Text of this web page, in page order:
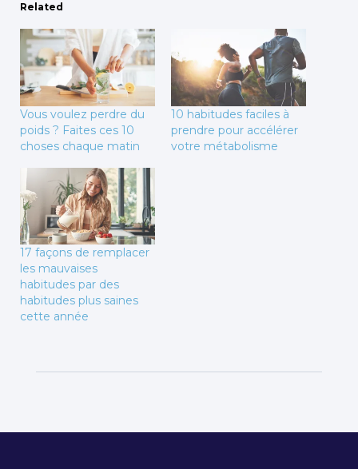
Related
Vous voulez perdre du
poids ? Faites ces 10
choses chaque matin
10 habitudes faciles à
prendre pour accélérer
votre métabolisme
17 façons de remplacer
les mauvaises
habitudes par des
habitudes plus saines
cette année